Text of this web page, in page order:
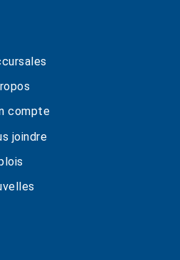
compte
joindre